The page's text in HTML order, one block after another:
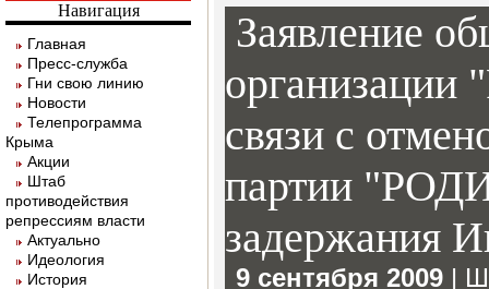
Навигация
Главная
Пресс-служба
Гни свою линию
Новости
Телепрограмма
Крыма
Акции
Штаб
противодействия
репрессиям власти
Актуально
Идеология
История
Заявление
связи с
партии
задержания
9 сентября 2009 |